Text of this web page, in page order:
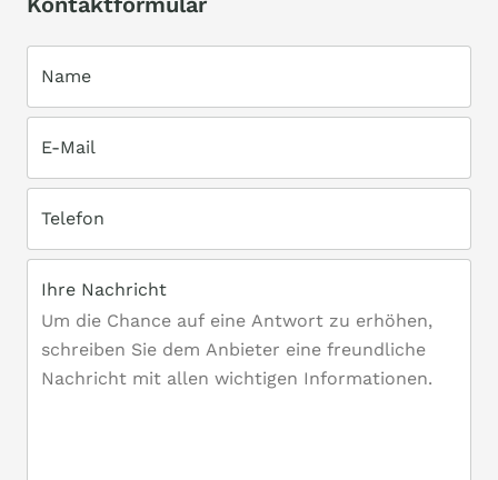
Name
E-Mail
Telefon
Ihre Nachricht